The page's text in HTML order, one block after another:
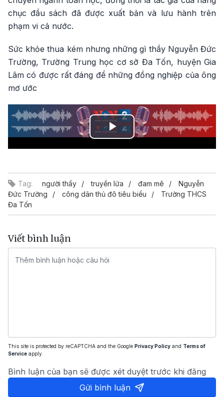
chục đầu sách đã được xuất bản và lưu hành trên
phạm vi cả nước.
Sức khỏe thua kém nhưng những gì thầy Nguyễn Đức
Trường, Trường Trung học cơ sở Đa Tốn, huyện Gia
Lâm có được rất đáng để những đồng nghiệp của ông
mơ ước
Play
Tag: người thầy truyền lửa đam mê
Nguyễn
Đức Trường
công dân thủ đô tiêu biểu
Trường THCS
Đa Tốn
Viết bình luận
This site is protected by reCAPTCHA and the Google Privacy Policy and Terms of
Service apply.
Bình luận của bạn sẽ được xét duyệt trước khi đăng
Gửi bình luận